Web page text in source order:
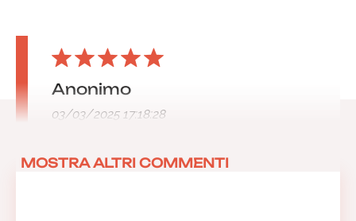
Anonimo
03/03/2025 17:18:28
MOSTRA ALTRI COMMENTI